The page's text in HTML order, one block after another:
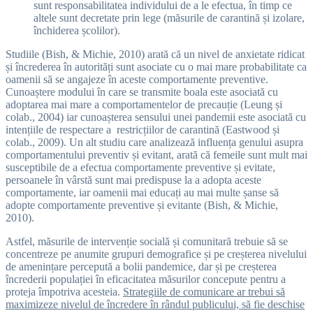
sunt responsabilitatea individului de a le efectua, în timp ce
altele sunt decretate prin lege (măsurile de carantină și izolare,
închiderea școlilor).
Studiile (Bish, & Michie, 2010) arată că un nivel de anxietate ridicat
și încrederea în autorități sunt asociate cu o mai mare probabilitate ca
oamenii să se angajeze în aceste comportamente preventive.
Cunoaștere modului în care se transmite boala este asociată cu
adoptarea mai mare a comportamentelor de precauție (Leung și
colab., 2004) iar cunoașterea sensului unei pandemii este asociată cu
intențiile de respectare a restricțiilor de carantină (Eastwood și
colab., 2009). Un alt studiu care analizează influența genului asupra
comportamentului preventiv și evitant, arată că femeile sunt mult mai
susceptibile de a efectua comportamente preventive și evitate,
persoanele în vârstă sunt mai predispuse la a adopta aceste
comportamente, iar oamenii mai educați au mai multe șanse să
adopte comportamente preventive și evitante (Bish, & Michie,
2010).
Astfel, măsurile de intervenție socială și comunitară trebuie să se
concentreze pe anumite grupuri demografice și pe creșterea nivelului
de amenințare percepută a bolii pandemice, dar și pe creșterea
încrederii populației în eficacitatea măsurilor concepute pentru a
proteja împotriva acesteia. Strategiile de comunicare ar trebui să
maximizeze nivelul de încredere în rândul publicului, să fie deschise